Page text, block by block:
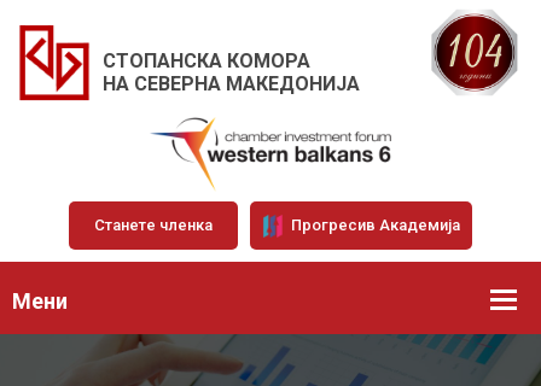
СТОПАНСКА КОМОРА
НА СЕВЕРНА МАКЕДОНИЈА
Станете членка Прогресив Академија
Мени